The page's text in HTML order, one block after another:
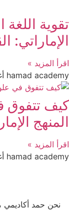
تقوية
الإماراتي:
اقرأ المزيد »
hamad academy
كيف تتفوق
المنهج
اقرأ المزيد »
hamad academy
نحن حمد